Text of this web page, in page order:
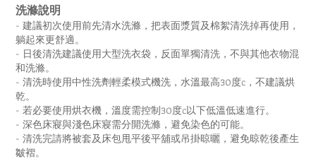
洗滌說明
- 建議初次使用前先清水洗滌，把表面漿質及棉絮清洗掉再使用，
躺起來更舒適。
- 日後清洗建議使用大型洗衣袋，反面單獨清洗，不與其他衣物混
和洗滌。
- 清洗時使用中性洗劑輕柔模式機洗，水溫最高30度c，不建議烘
乾。
- 若必要使用烘衣機，溫度需控制30度c以下低溫低速進行。
- 深色床寢與淺色床寢需分開洗滌，避免染色的可能。
- 清洗完請將被套及床包甩平後平舖或吊掛晾曬，避免晾乾後產生
皺褶。